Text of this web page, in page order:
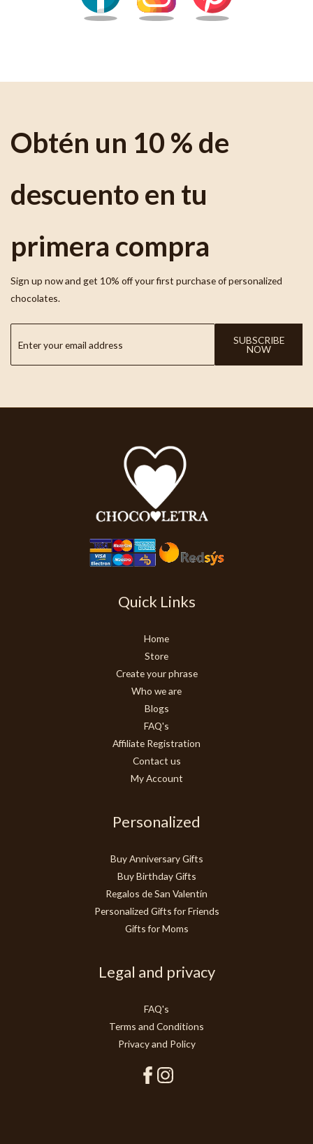
Obtén un 10 % de
descuento en tu
primera compra
Sign up now and get 10% off your first purchase of personalized
chocolates.
SUBSCRIBE
NOW
Quick Links
Home
Store
Create your phrase
Who we are
Blogs
FAQ's
Affiliate Registration
Contact us
My Account
Personalized
Buy Anniversary Gifts
Buy Birthday Gifts
Regalos de San Valentín
Personalized Gifts for Friends
Gifts for Moms
Legal and privacy
FAQ's
Terms and Conditions
Privacy and Policy